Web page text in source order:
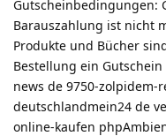
Gutscheinbedingungen:
Barauszahlung ist nicht
Produkte und Bücher
Bestellung ein
news de 9750-
deutschlandmein24 de
online-kaufen